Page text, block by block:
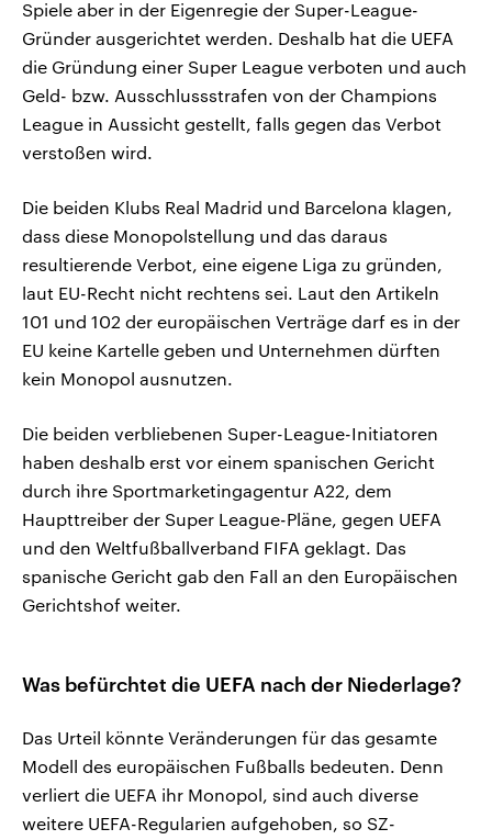
Spiele aber in der Eigenregie der Super-League-
Gründer ausgerichtet werden. Deshalb hat die UEFA
die Gründung einer Super League verboten und auch
Geld- bzw. Ausschlussstrafen von der Champions
League in Aussicht gestellt, falls gegen das Verbot
verstoßen wird.
Die beiden Klubs Real Madrid und Barcelona klagen,
dass diese Monopolstellung und das daraus
resultierende Verbot, eine eigene Liga zu gründen,
laut EU-Recht nicht rechtens sei. Laut den Artikeln
101 und 102 der europäischen Verträge darf es in der
EU keine Kartelle geben und Unternehmen dürften
kein Monopol ausnutzen.
Die beiden verbliebenen Super-League-Initiatoren
haben deshalb erst vor einem spanischen Gericht
durch ihre Sportmarketingagentur A22, dem
Haupttreiber der Super League-Pläne, gegen UEFA
und den Weltfußballverband FIFA geklagt. Das
spanische Gericht gab den Fall an den Europäischen
Gerichtshof weiter.
Was befürchtet die UEFA nach der Niederlage?
Das Urteil könnte Veränderungen für das gesamte
Modell des europäischen Fußballs bedeuten. Denn
verliert die UEFA ihr Monopol, sind auch diverse
weitere UEFA-Regularien aufgehoben, so SZ-